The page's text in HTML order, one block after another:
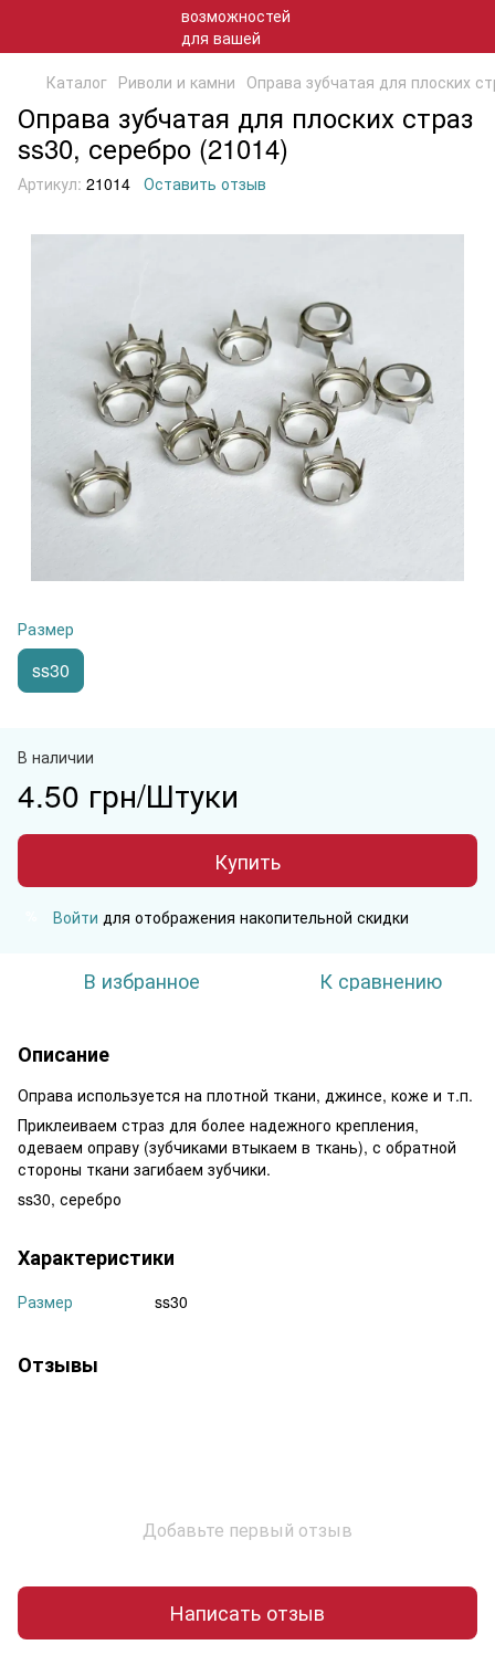
Каталог Риволи и камни Оправа зубчатая для плоских
Оправа зубчатая для плоских страз
ss30, серебро (21014)
Артикул: 21014 Оставить отзыв
Размер
ss30
В наличии
4.50 грн/Штуки
Купить
Войти для отображения накопительной скидки
В избранное К сравнению
Описание
Оправа используется на плотной ткани, джинсе, коже и т.п.
Приклеиваем страз для более надежного крепления,
одеваем оправу (зубчиками втыкаем в ткань), с обратной
стороны ткани загибаем зубчики.
ss30, серебро
Характеристики
Размер ss30
Отзывы
Добавьте первый отзыв
Написать отзыв